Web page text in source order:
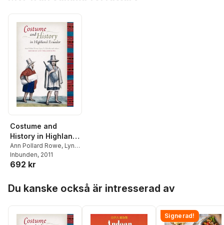
Costume and
History in Highland
Ecuador
Ann Pollard Rowe, Lynn
A. Meisch,Ann Pollard
Rowe
Inbunden, 2011
692 kr
Du kanske också är intresserad av
Signerad!